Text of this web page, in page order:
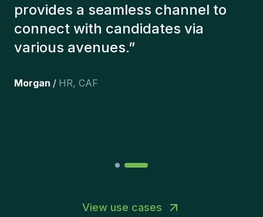
with the right candidates. The
people we've recruited are still
here, and personally I'm very
the team. ”
View use cases